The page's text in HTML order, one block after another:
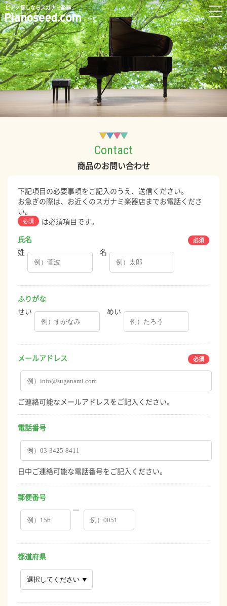
ピアノ探しならスガナミ楽器
Contact
商品のお問い合わせ
下記項目の必要事項をご記入のうえ、送信ください。
お急ぎの際は、お近くのスガナミ楽器店までお電話くださ
い。
必須
は必須項目です。
氏名
姓
名
ふりがな
せい
めい
メールアドレス
ご連絡可能なメールアドレスをご記入ください。
電話番号
日中ご連絡可能な電話番号をご記入ください。
郵便番号
―
都道府県